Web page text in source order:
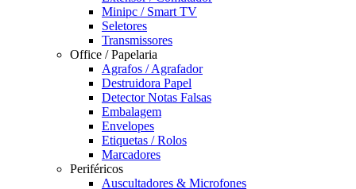
Minipc / Smart TV
Seletores
Transmissores
Office / Papelaria
Agrafos / Agrafador
Destruidora Papel
Detector Notas Falsas
Embalagem
Envelopes
Etiquetas / Rolos
Marcadores
Periféricos
Auscultadores & Microfones